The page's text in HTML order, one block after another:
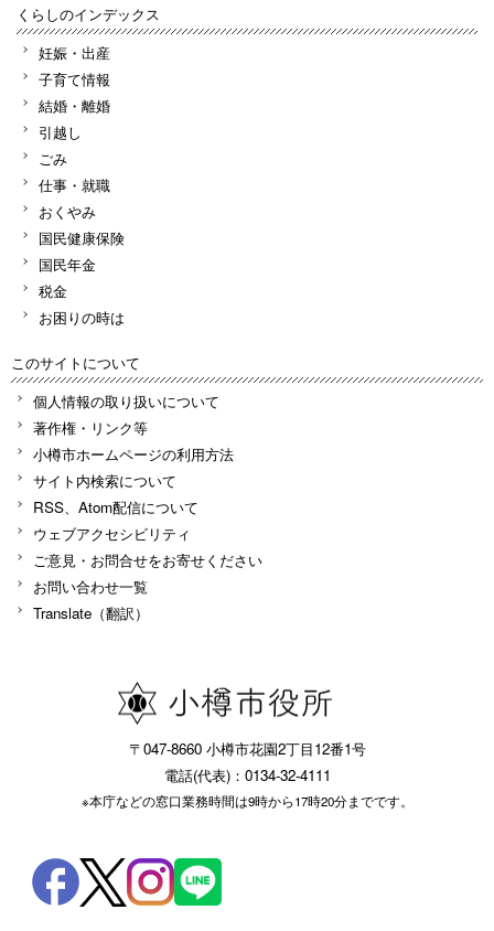
くらしのインデックス
妊娠・出産
子育て情報
結婚・離婚
引越し
ごみ
仕事・就職
おくやみ
国民健康保険
国民年金
税金
お困りの時は
このサイトについて
個人情報の取り扱いについて
著作権・リンク等
小樽市ホームページの利用方法
サイト内検索について
RSS、Atom配信について
ウェブアクセシビリティ
ご意見・お問合せをお寄せください
お問い合わせ一覧
Translate（翻訳）
〒047-8660 小樽市花園2丁目12番1号
電話(代表)：0134-32-4111
※本庁などの窓口業務時間は9時から17時20分までです。